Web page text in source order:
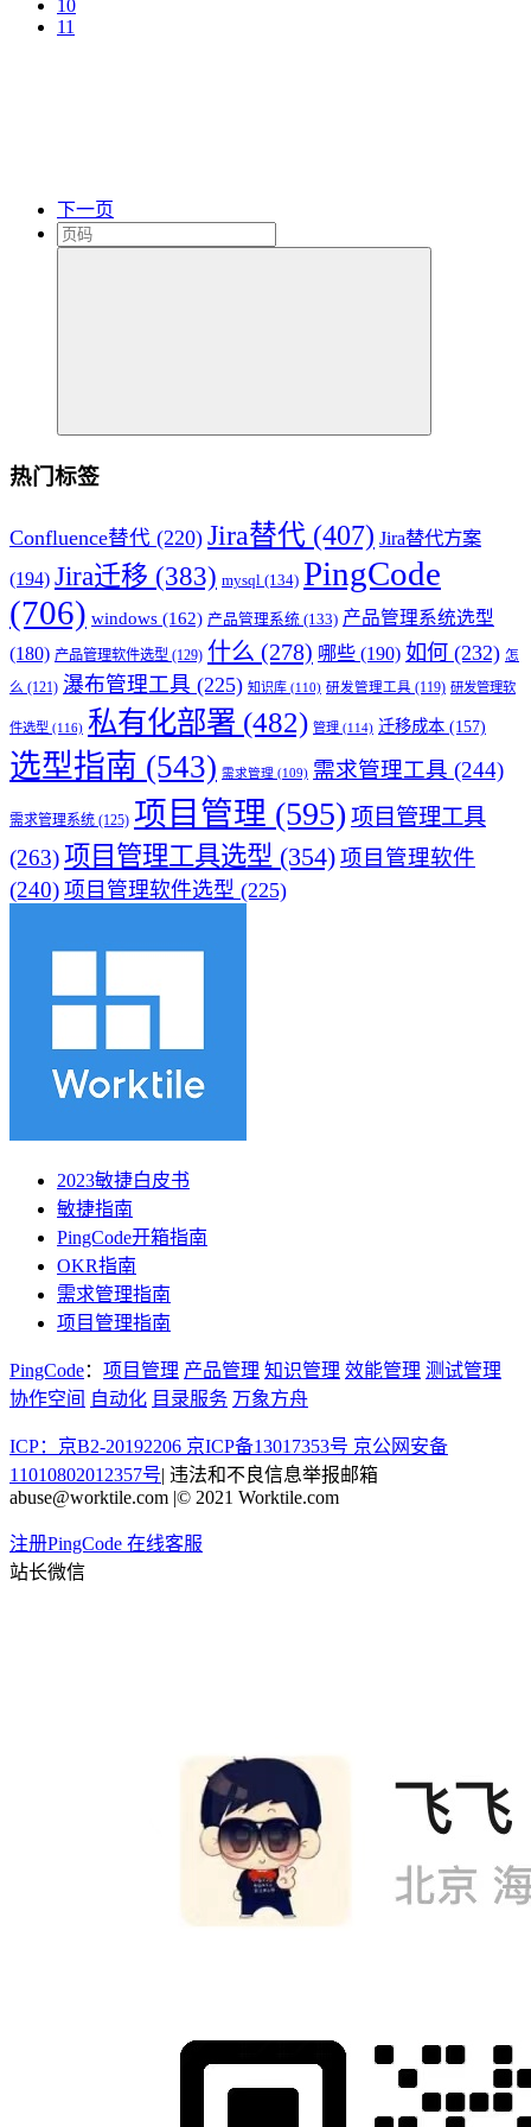
10
11
下一页
热门标签
Confluence替代 (220) Jira替代 (407) Jira替代方案
(194) Jira迁移 (383) mysql (134) PingCode
(706) windows (162) 产品管理系统 (133) 产品管理系统选型
(180) 产品管理软件选型 (129) 什么 (278) 哪些 (190) 如何 (232) 怎
么 (121) 瀑布管理工具 (225) 知识库 (110) 研发管理工具 (119) 研发管理软
件选型 (116) 私有化部署 (482) 管理 (114) 迁移成本 (157)
选型指南 (543) 需求管理 (109) 需求管理工具 (244)
需求管理系统 (125) 项目管理 (595) 项目管理工具
(263)项目管理工具选型 (354) 项目管理软件
(240) 项目管理软件选型 (225)
2023敏捷白皮书
敏捷指南
PingCode开箱指南
OKR指南
需求管理指南
项目管理指南
PingCode： 项目管理 产品管理 知识管理 效能管理 测试管理
协作空间 自动化 目录服务 万象方舟
ICP：京B2-20192206 京ICP备13017353号 京公网安备
11010802012357号| 违法和不良信息举报邮箱
abuse@worktile.com |© 2021 Worktile.com
注册PingCode 在线客服
站长微信